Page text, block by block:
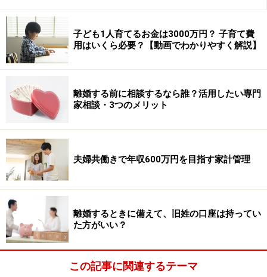
海外での結婚式事情は、その風習によってかなり変わっ
てきます。日本国内でも、北海道では会費制で披露宴を
行う一方で、100人以上の招待客で豪華な披露宴を行う
かなりの差があるようです。
また、費用負担も国によって違います。アメリカでは結
婚式の費用は新婦もちと言われています。結婚式の費用
が200万円ほどかかり、新婦側がも全額を支払ったとい
う例もあります。もちろん、両家で話し合いをして、両
家で負担しあうというカップルもあるそうです。
ご祝儀があるかも要確認
日本の結婚式では、出席者からのご祝儀があるのが一般
子ども1人育てるお金は3000万円？ 子育て費
用はいくら必要？【動画でわかりやすく解説】
離婚する前に相談するなら誰？活用したい専門
家相談・3つのメリット
夫婦共働きで年収600万円を目指す家計管理
離婚するときに備えて、旧姓の口座は持ってい
た方がいい？
この記事に関連するテーマ